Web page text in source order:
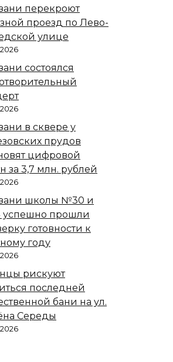
перекроют
проезд по Лево-
улице
состоялся
в сквере у
прудов
цифровой
за 3,7 млн. рублей
школы №30 и
прошли
готовности к
году
рискуют
последней
бани на ул.
Середы